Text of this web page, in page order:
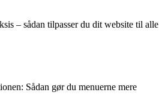
– sådan tilpasser du dit website til alle
Sådan gør du menuerne mere